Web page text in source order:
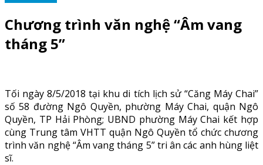
Chương trình văn nghệ “Âm vang
tháng 5”
Tối ngày 8/5/2018 tại khu di tích lịch sử “Căng Máy Chai”
số 58 đường Ngô Quyền, phường Máy Chai, quận Ngô
Quyền, TP Hải Phòng; UBND phường Máy Chai kết hợp
cùng Trung tâm VHTT quận Ngô Quyền tổ chức chương
trình văn nghệ “Âm vang tháng 5” tri ân các anh hùng liệt
sĩ.